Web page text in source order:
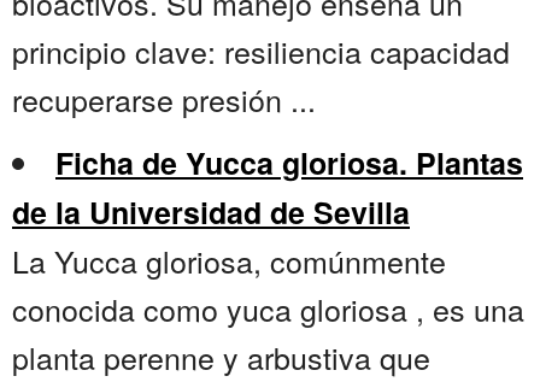
principio clave: resiliencia capacidad
recuperarse presión ...
Ficha de Yucca gloriosa. Plantas
de la Universidad de Sevilla
La Yucca gloriosa, comúnmente
conocida como yuca gloriosa , es una
planta perenne y arbustiva que